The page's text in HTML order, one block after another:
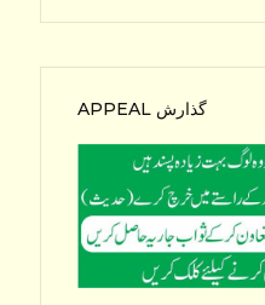
APPEAL گذارش